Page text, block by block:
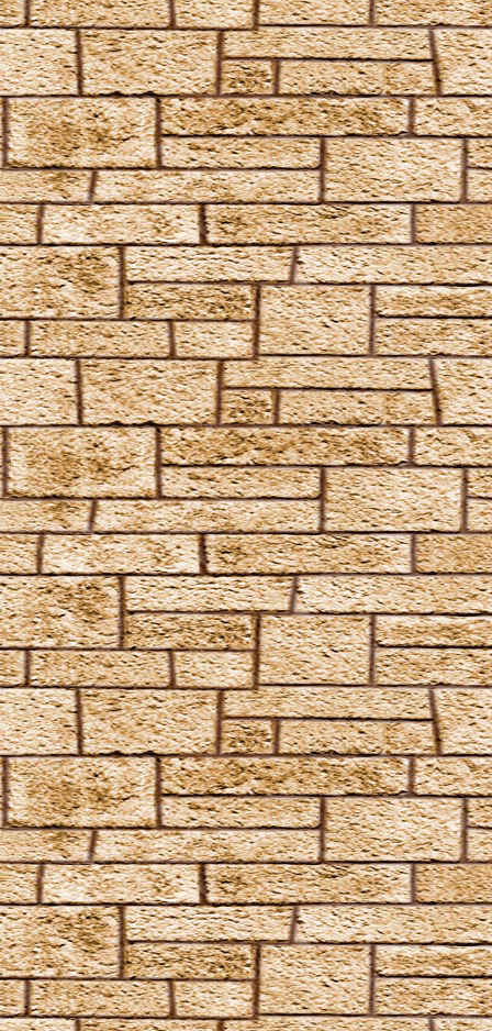
Levicorpus
Locomotor Wibbly
Magicus Extremos
Melofors
Mimblewimble
Morsmordre
Mucus ad Nauseam
Mutatio Skullus
Obliviate
Obscuro
Oppugno
Orbis
Oscausi
Petrificus Totalus
Pfefferatem
Piertotum Locomotor
Prior Incantato
Priori Incantatem
Reductio
Reducto
Rictusempra
Schluck Schnecken
Sectumsempra
Serpensortia
Silencio
Stupor
Tarantallegra
Transmutations-Tortur
Ventus
Verdimillious
Wabbelbein-Fluch
Zunge-Fessel-Fluch
Heilzauber
Anapneo
Brackium Emendo
Eingeweide-Ausweide-Fluch
Enervate
Episkey
Ferula
Rennervate
Surgito
Vulnera Sanentur
Unverzeihliche Flüche
Avada Kedavra
Crucio
Imperio
Verteidigungszauber
Aqua Eructo
Arania Exumai
Arresto Momentum
Brachiabindo
Cave Inimicum
Confundo
Deletrius
Desillusio­nierungszauber
Duro
Emancipare
Entlifors
Expecto Patronum
Expelliarmus
Fianto Duri